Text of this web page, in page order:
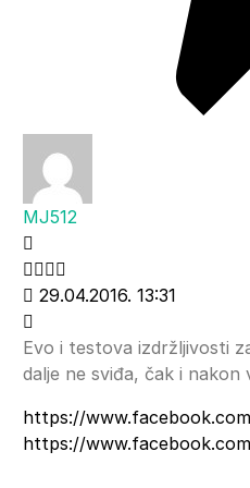
MJ512
29.04.2016. 13:31
Evo i testova izdržljivosti
dalje ne sviđa, čak i nakon
https://
https://